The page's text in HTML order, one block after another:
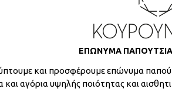
ΕΠΩΝΥΜΑ
και προσφέρουμε επώνυμα
και αγόρια υψηλής ποιότητας και